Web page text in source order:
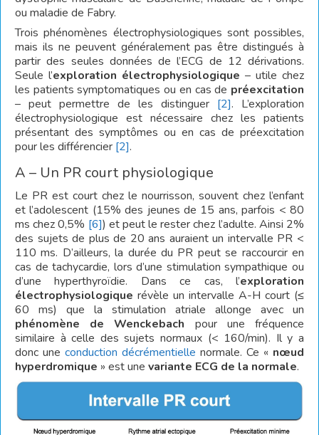
ou maladie de Fabry.
Trois phénomènes électrophysiologiques sont possibles,
mais ils ne peuvent généralement pas être distingués à
partir des seules données de l’ECG de 12 dérivations.
Seule l’exploration électrophysiologique – utile chez
les patients symptomatiques ou en cas de préexcitation
– peut permettre de les distinguer [2]. L’exploration
électrophysiologique est nécessaire chez les patients
présentant des symptômes ou en cas de préexcitation
pour les différencier [2].
A – Un PR court physiologique
Le PR est court chez le nourrisson, souvent chez l’enfant
et l’adolescent (15% des jeunes de 15 ans, parfois < 80
ms chez 0,5% [6]) et peut le rester chez l’adulte. Ainsi 2%
des sujets de plus de 20 ans auraient un intervalle PR <
110 ms. D’ailleurs, la durée du PR peut se raccourcir en
cas de tachycardie, lors d’une stimulation sympathique ou
d’une hyperthyroïdie. Dans ce cas, l’exploration
électrophysiologique révèle un intervalle A-H court (≤
60 ms) que la stimulation atriale allonge avec un
phénomène de Wenckebach pour une fréquence
similaire à celle des sujets normaux (< 160/min). Il y a
donc une conduction décrémentielle normale. Ce « nœud
hyperdromique » est une variante ECG de la normale.